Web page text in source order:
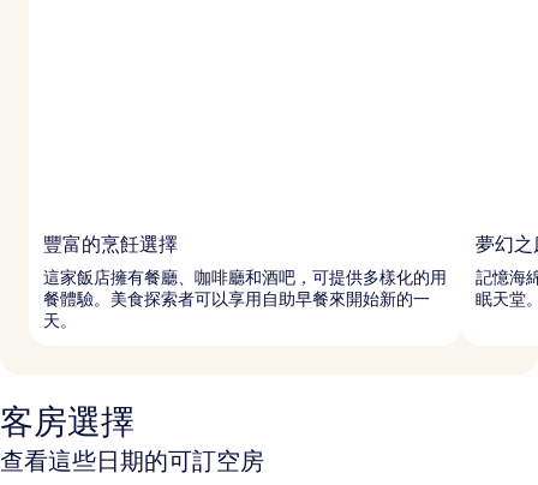
豐富的烹飪選擇
這家飯店擁有餐廳、咖啡廳和酒吧，可提供多樣化的用
餐體驗。美食探索者可以享用自助早餐來開始新的一
天。
夢幻之
記憶海
眠天堂
客房選擇
查看這些日期的可訂空房